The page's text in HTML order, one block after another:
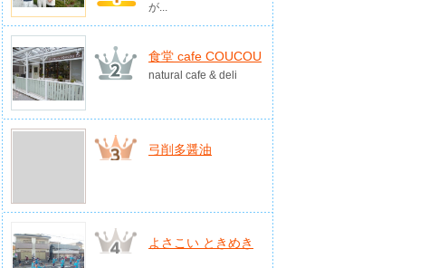
が...
食堂 cafe COUCOU
natural cafe & deli
弓削多醤油
よさこい ときめき